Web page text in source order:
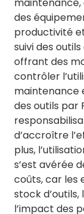
maintenance,
des
productivité
suivi des
offrant des
contrôler
maintenance
des outils par
d’accroître
plus,
s’est avérée
coûts, car les
stock
l’impact des